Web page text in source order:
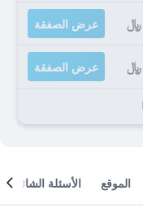
عرض الصفقة
عرض الصفقة
الموقع الأسئلة الشائعة